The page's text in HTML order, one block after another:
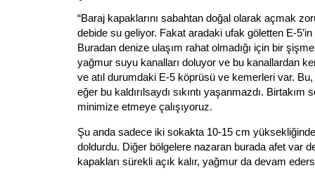
“Baraj kapaklarını sabahtan doğal olarak açmak
debide su geliyor. Fakat aradaki ufak göletten E-
Buradan denize ulaşım rahat olmadığı için bir
yağmur suyu kanalları doluyor ve bu kanallardan
ve atıl durumdaki E-5 köprüsü ve kemerleri var. Bu,
eğer bu kaldırılsaydı sıkıntı yaşanmazdı. Birtakım
minimize etmeye çalışıyoruz.
Şu anda sadece iki sokakta 10-15 cm
doldurdu. Diğer bölgelere nazaran burada afet var
kapakları sürekli açık kalır, yağmur da devam